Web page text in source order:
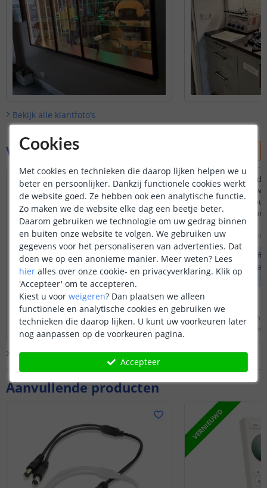
Aanvullende producten
VERNIEUWD
Bekijk alle klantfoto’s
Vraag & antwoord
Is deze ontvanger te koppelen aan een
'oudere' MiLight 4 zone afstandsbediening
waarmee ik ook al een MiLight FUT036
gebruik?
Door Hans op maandag 6 juli 2026
Ja, deze losse draadloze dimmer voor
het 4-zone RF systeem is compatibel
met MiLight en kan aan een 4-zone
afstandsbediening worden gekoppeld.
Bekijk hele antwoord
dinsdag 7 juli 2026
Zet ik deze
adapter en (warm
de V+/V- input en
Wat is de functie van
de dimmer?
Door Pieter op zondag
De controller heeft
voor 2 aderig
of een DC stekker
om de controller in
Bekijkhele
Bekijk alle Vraag & antwoord
Cookies
Met cookies en technieken die daarop lijken helpen we u
beter en persoonlijker. Dankzij functionele cookies werkt
de website goed. Ze hebben ook een analytische functie.
Zo maken we de website elke dag een beetje beter.
Daarom gebruiken we technologie om uw gedrag binnen
en buiten onze website te volgen. We gebruiken uw
gegevens voor het personaliseren van advertenties. Dat
doen we op een anonieme manier. Meer weten? Lees
hier alles over onze cookie- en privacyverklaring. Klik op
'Accepteer' om te accepteren.
Kiest u voor weigeren? Dan plaatsen we alleen
functionele en analytische cookies en gebruiken we
technieken die daarop lijken. U kunt uw voorkeuren later
nog aanpassen op de voorkeuren pagina.
Accepteer